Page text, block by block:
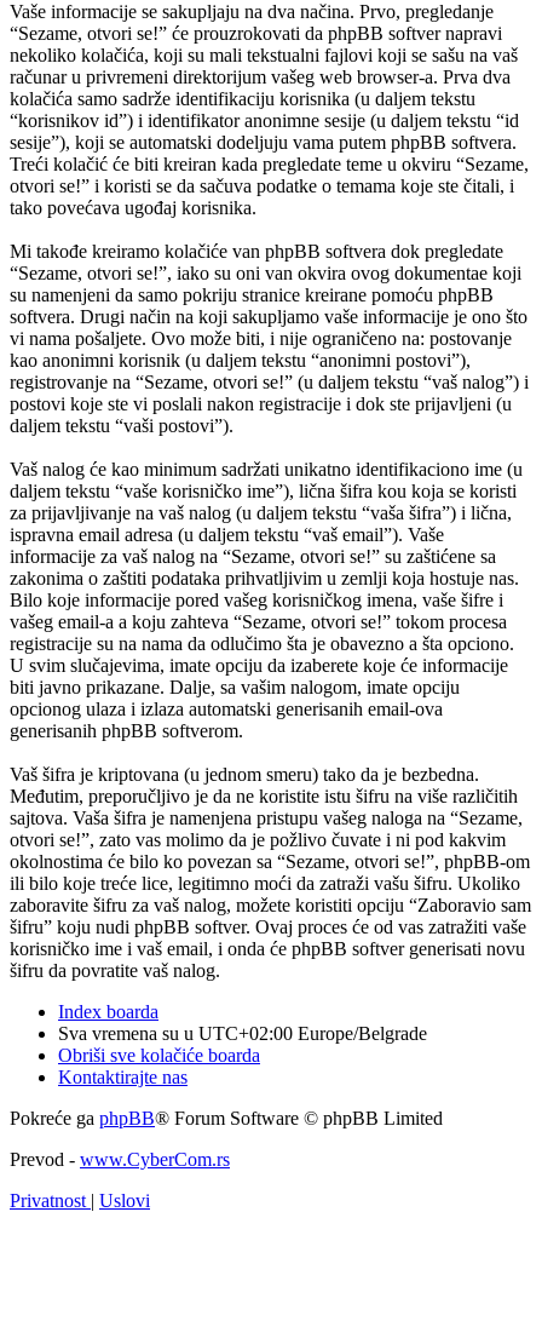
Vaše informacije se sakupljaju na dva načina. Prvo, pregledanje
“Sezame, otvori se!” će prouzrokovati da phpBB softver napravi
nekoliko kolačića, koji su mali tekstualni fajlovi koji se sašu na vaš
računar u privremeni direktorijum vašeg web browser-a. Prva dva
kolačića samo sadrže identifikaciju korisnika (u daljem tekstu
“korisnikov id”) i identifikator anonimne sesije (u daljem tekstu “id
sesije”), koji se automatski dodeljuju vama putem phpBB softvera.
Treći kolačić će biti kreiran kada pregledate teme u okviru “Sezame,
otvori se!” i koristi se da sačuva podatke o temama koje ste čitali, i
tako povećava ugođaj korisnika.
Mi takođe kreiramo kolačiće van phpBB softvera dok pregledate
“Sezame, otvori se!”, iako su oni van okvira ovog dokumentae koji
su namenjeni da samo pokriju stranice kreirane pomoću phpBB
softvera. Drugi način na koji sakupljamo vaše informacije je ono što
vi nama pošaljete. Ovo može biti, i nije ograničeno na: postovanje
kao anonimni korisnik (u daljem tekstu “anonimni postovi”),
registrovanje na “Sezame, otvori se!” (u daljem tekstu “vaš nalog”) i
postovi koje ste vi poslali nakon registracije i dok ste prijavljeni (u
daljem tekstu “vaši postovi”).
Vaš nalog će kao minimum sadržati unikatno identifikaciono ime (u
daljem tekstu “vaše korisničko ime”), lična šifra kou koja se koristi
za prijavljivanje na vaš nalog (u daljem tekstu “vaša šifra”) i lična,
ispravna email adresa (u daljem tekstu “vaš email”). Vaše
informacije za vaš nalog na “Sezame, otvori se!” su zaštićene sa
zakonima o zaštiti podataka prihvatljivim u zemlji koja hostuje nas.
Bilo koje informacije pored vašeg korisničkog imena, vaše šifre i
vašeg email-a a koju zahteva “Sezame, otvori se!” tokom procesa
registracije su na nama da odlučimo šta je obavezno a šta opciono.
U svim slučajevima, imate opciju da izaberete koje će informacije
biti javno prikazane. Dalje, sa vašim nalogom, imate opciju
opcionog ulaza i izlaza automatski generisanih email-ova
generisanih phpBB softverom.
Vaš šifra je kriptovana (u jednom smeru) tako da je bezbedna.
Međutim, preporučljivo je da ne koristite istu šifru na više različitih
sajtova. Vaša šifra je namenjena pristupu vašeg naloga na “Sezame,
otvori se!”, zato vas molimo da je požlivo čuvate i ni pod kakvim
okolnostima će bilo ko povezan sa “Sezame, otvori se!”, phpBB-om
ili bilo koje treće lice, legitimno moći da zatraži vašu šifru. Ukoliko
zaboravite šifru za vaš nalog, možete koristiti opciju “Zaboravio sam
šifru” koju nudi phpBB softver. Ovaj proces će od vas zatražiti vaše
korisničko ime i vaš email, i onda će phpBB softver generisati novu
šifru da povratite vaš nalog.
Index boarda
Sva vremena su u UTC+02:00 Europe/Belgrade
Obriši sve kolačiće boarda
Kontaktirajte nas
Pokreće ga phpBB® Forum Software © phpBB Limited
Prevod - www.CyberCom.rs
Privatnost | Uslovi